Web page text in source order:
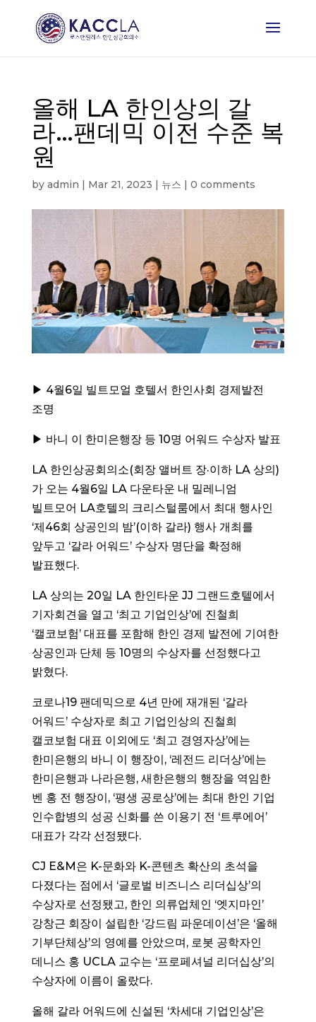
올해 LA 한인상의 갈
라…팬데믹 이전 수준 복
원
by admin | Mar 21, 2023 | 뉴스 | 0 comments
▶ 4월6일 빌트모얼 호텔서 한인사회 경제발전
조명
▶ 바니 이 한미은행장 등 10명 어워드 수상자 발표
LA 한인상공회의소(회장 앨버트 장·이하 LA 상의)
가 오는 4월6일 LA 다운타운 내 밀레니엄
빌트모어 LA호텔의 크리스털룸에서 최대 행사인
‘제46회 상공인의 밤’(이하 갈라) 행사 개최를
앞두고 ‘갈라 어워드’ 수상자 명단을 확정해
발표했다.
LA 상의는 20일 LA 한인타운 JJ 그랜드호텔에서
기자회견을 열고 ‘최고 기업인상’에 진철희
‘캘코보험’ 대표를 포함해 한인 경제 발전에 기여한
상공인과 단체 등 10명의 수상자를 선정했다고
밝혔다.
코로나19 팬데믹으로 4년 만에 재개된 ‘갈라
어워드’ 수상자로 최고 기업인상의 진철희
캘코보험 대표 이외에도 ‘최고 경영자상’에는
한미은행의 바니 이 행장이, ‘레전드 리더상’에는
한미은행과 나라은행, 새한은행의 행장을 역임한
벤 홍 전 행장이, ‘평생 공로상’에는 최대 한인 기업
인수합병의 성공 신화를 쓴 이용기 전 ‘트루에어’
대표가 각각 선정됐다.
CJ E&M은 K-문화와 K-콘텐츠 확산의 초석을
다졌다는 점에서 ‘글로벌 비즈니스 리더십상’의
수상자로 선정됐고, 한인 의류업체인 ‘엣지마인’
강창근 회장이 설립한 ‘강드림 파운데이션’은 ‘올해
기부단체상’의 영예를 안았으며, 로봇 공학자인
데니스 홍 UCLA 교수는 ‘프로페셔널 리더십상’의
수상자에 이름이 올랐다.
올해 갈라 어워드에 신설된 ‘차세대 기업인상’은